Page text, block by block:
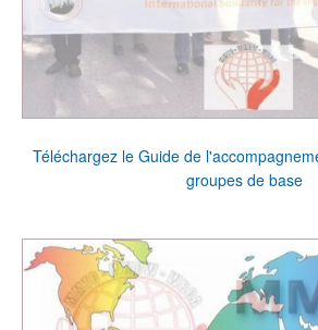
Téléchargez le Guide de
groupes de base